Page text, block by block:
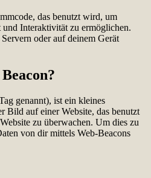
das benutzt wird, um
Interaktivität zu ermöglichen.
oder auf deinem Gerät
genannt), ist ein kleines
Bild auf einer Website, das benutzt
zu überwachen. Um dies zu
von dir mittels Web-Beacons